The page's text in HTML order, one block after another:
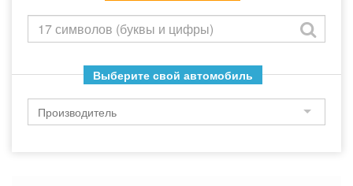
Выберите свой автомобиль